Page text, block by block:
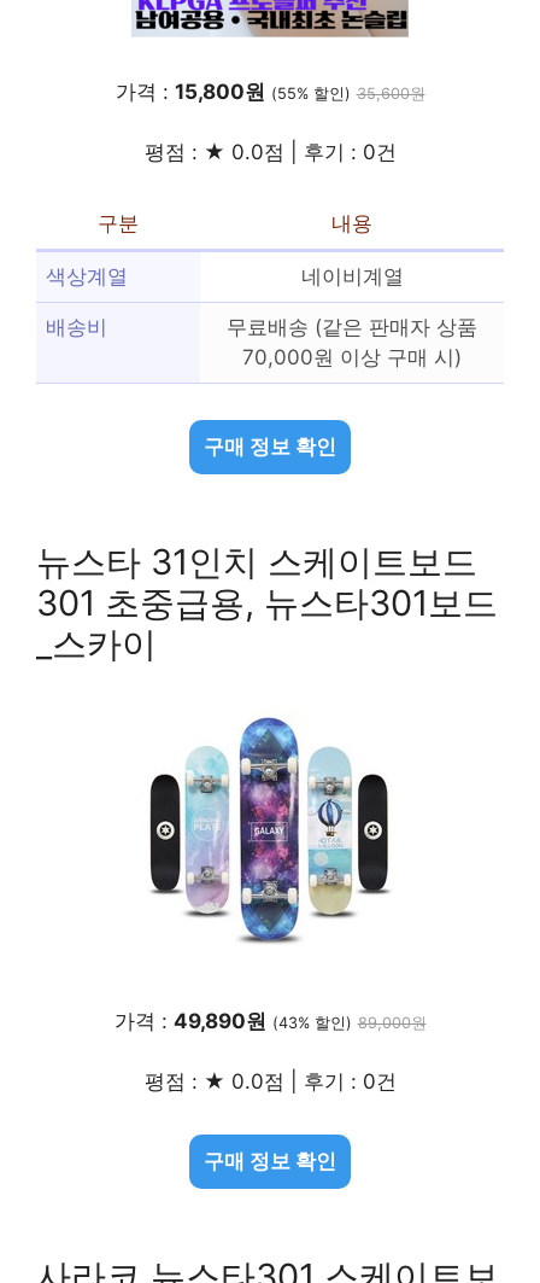
가격 : 15,800원 (55% 할인) 35,600원
평점 : ★ 0.0점 | 후기 : 0건
구분 내용
색상계열 네이비계열
배송비
무료배송 (같은 판매자 상품
70,000원 이상 구매 시)
구매 정보 확인
뉴스타 31인치 스케이트보드
301 초중급용, 뉴스타301보드
_스카이
가격 : 49,890원 (43% 할인) 89,000원
평점 : ★ 0.0점 | 후기 : 0건
구매 정보 확인